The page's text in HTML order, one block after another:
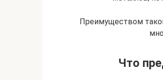
Преимуществом
Что